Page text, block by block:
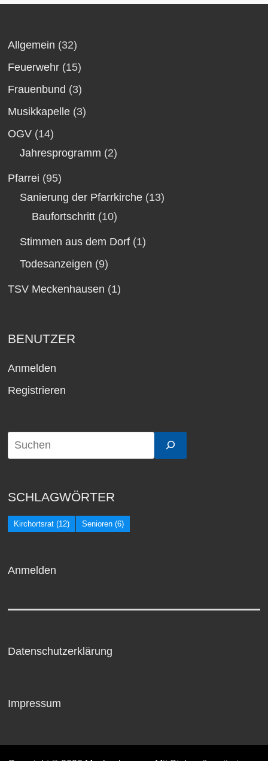
Allgemein (32)
Feuerwehr (15)
Frauenbund (3)
Musikkapelle (3)
OGV (14)
Jahresprogramm (2)
Pfarrei (95)
Sanierung der Pfarrkirche (13)
Baufortschritt (10)
Stimmen aus dem Dorf (1)
Todesanzeigen (9)
TSV Meckenhausen (1)
BENUTZER
Anmelden
Registrieren
SCHLAGWÖRTER
Kirchortsrat (12) Senioren (6)
Anmelden
Datenschutzerklärung
Impressum